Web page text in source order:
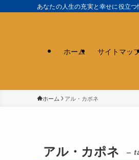
あなたの人生の充実と幸せに役立
ホーム サイトマッ
ホーム アル・カポネ
アル・カポネ –